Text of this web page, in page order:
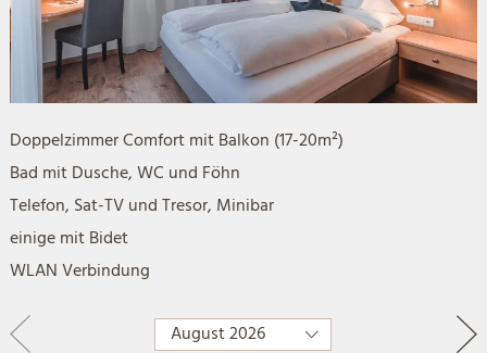
Doppelzimmer Comfort mit Balkon (17-20m²)
Bad mit Dusche, WC und Föhn
Telefon, Sat-TV und Tresor, Minibar
einige mit Bidet
WLAN Verbindung